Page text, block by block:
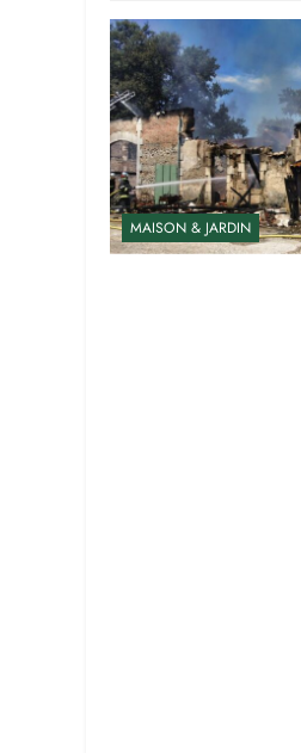
MAISON & JARDIN